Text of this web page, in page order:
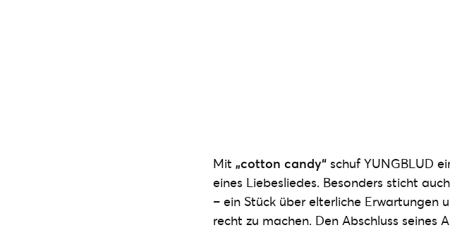
Mit „cotton candy“ schuf YUNGBLUD
eines Liebesliedes. Besonders sticht
– ein Stück über elterliche Erwartungen
recht zu machen. Den Abschluss